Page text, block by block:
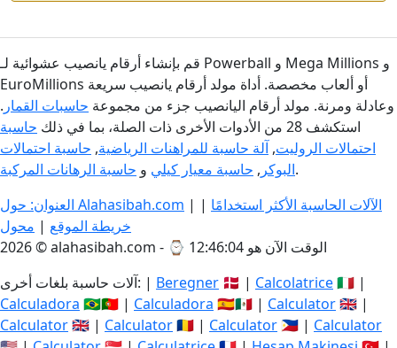
قم بإنشاء أرقام يانصيب عشوائية لـ Powerball و Mega Millions و
EuroMillions أو ألعاب مخصصة. أداة مولد أرقام يانصيب سريعة
وعادلة ومرنة. مولد أرقام اليانصيب جزء من مجموعة حاسبات القمار .
استكشف 28 من الأدوات الأخرى ذات الصلة، بما في ذلك
حاسبة
احتمالات الروليت, آلة حاسبة للمراهنات الرياضية, حاسبة احتمالات
البوكر , حاسبة معيار كيلي و حاسبة الرهانات المركبة
.
العنوان: حول Alahasibah.com | الآلات الحاسبة الأكثر استخدامًا |
خريطة الموقع | محول
2026 © alahasibah.com - ⌚
الوقت الآن هو 12:46:04
آلات حاسبة بلغات أخرى: | Beregner 🇩🇰 | Calcolatrice🇮🇹 |
Calculadora 🇧🇷🇵🇹 | Calculadora 🇪🇸🇲🇽 | Calculator🇬🇧 |
Calculator🇬🇧 | Calculator🇷🇴 | Calculator 🇵🇭 | Calculator